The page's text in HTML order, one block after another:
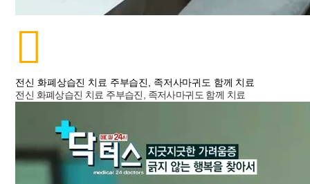
전신 화폐상습진 치료 주부습진, 족저사마귀도 함께 치료
전신 화폐상습진 치료 주부습진, 족저사마귀도 함께 치료